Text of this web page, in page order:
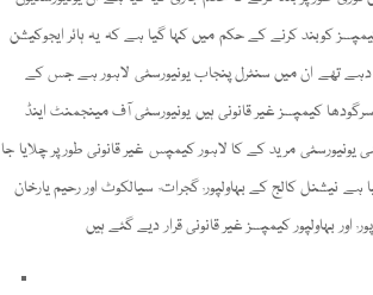
کوبند کرنے کے حکم میں کہا گیا ہے کہ یہ ہائر ایجوکیشن
دہے تھے ان میں سنٹرل پنجاب یونیورسٹی لاہور ہے جس کے
گوجرانولہ ٫ ملتان٫ سیالکوٹ٫ راولپنڈی٫گجرات اور سرگودھا کیمپسز غیر قانونی ہیں یونیورسٹی آف مینجمنٹ اینڈ
یونیورسٹی مرید کے کا لاہور کیمپس غیر قانونی طور پر چلایا جا
رہا تھا ہجویری یونیورسٹی کا شیخوپورہ کیمپس غیر قانونی قرار دیا گیا ہے نیشنل کالج کے بہاولپور٫ گجرات٫ سیالکوٹ اور رحیم یارخان